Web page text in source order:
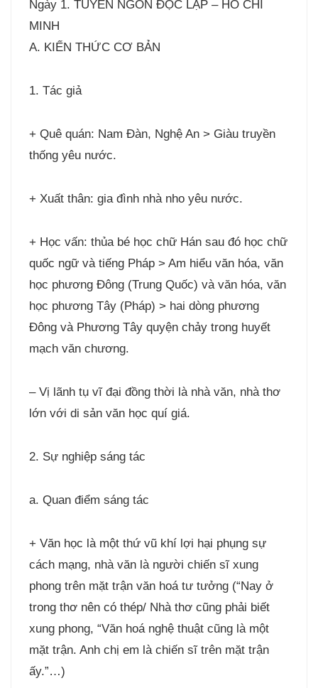
Ngày 1. TUYÊN NGÔN ĐỘC LẬP – HỒ CHÍ
MINH
A. KIẾN THỨC CƠ BẢN
1. Tác giả
+ Quê quán: Nam Đàn, Nghệ An > Giàu truyền
thống yêu nước.
+ Xuất thân: gia đình nhà nho yêu nước.
+ Học vấn: thủa bé học chữ Hán sau đó học chữ
quốc ngữ và tiếng Pháp > Am hiểu văn hóa, văn
học phương Đông (Trung Quốc) và văn hóa, văn
học phương Tây (Pháp) > hai dòng phương
Đông và Phương Tây quyện chảy trong huyết
mạch văn chương.
– Vị lãnh tụ vĩ đại đồng thời là nhà văn, nhà thơ
lớn với di sản văn học quí giá.
2. Sự nghiệp sáng tác
a. Quan điểm sáng tác
+ Văn học là một thứ vũ khí lợi hại phụng sự
cách mạng, nhà văn là người chiến sĩ xung
phong trên mặt trận văn hoá tư tưởng (“Nay ở
trong thơ nên có thép/ Nhà thơ cũng phải biết
xung phong, “Văn hoá nghệ thuật cũng là một
mặt trận. Anh chị em là chiến sĩ trên mặt trận
ấy.”…)